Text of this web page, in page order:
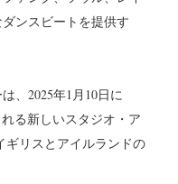
ンスビートを提供す
、2025年1月10日に
れる新しいスタジオ・ア
ギリスとアイルランドの